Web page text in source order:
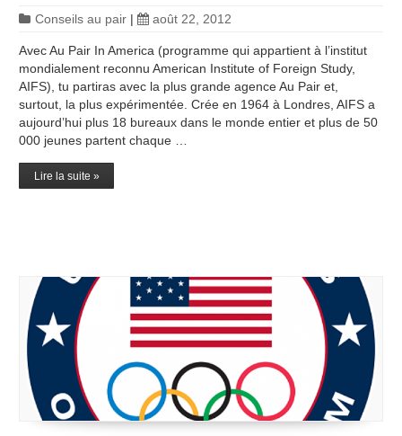
Conseils au pair | août 22, 2012
Avec Au Pair In America (programme qui appartient à l’institut
mondialement reconnu American Institute of Foreign Study,
AIFS), tu partiras avec la plus grande agence Au Pair et,
surtout, la plus expérimentée. Crée en 1964 à Londres, AIFS a
aujourd’hui plus 18 bureaux dans le monde entier et plus de 50
000 jeunes partent chaque …
Lire la suite »